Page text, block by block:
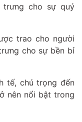
trưng cho sự quý
trao cho người
cho sự bền bỉ
tế, chú trọng đến
nên nổi bật trong